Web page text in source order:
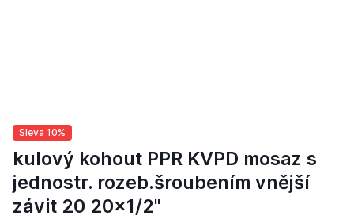
Sleva 10%
kulový kohout PPR KVPD mosaz s
jednostr. rozeb.šroubením vnější
závit 20 20x1/2"